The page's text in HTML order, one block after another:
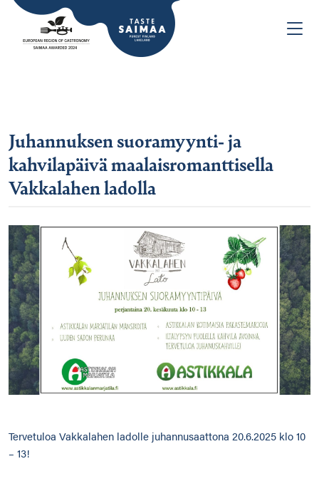
Juhannuksen suoramyynti- ja
kahvilapäivä maalaisromanttisella
Vakkalahen ladolla
Tervetuloa Vakkalahen ladolle juhannusaattona 20.6.2025 klo 10
– 13!